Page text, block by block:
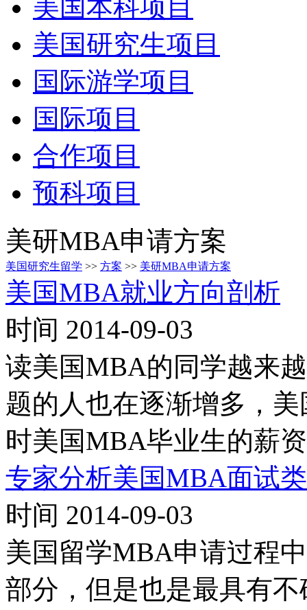
美国本科项目
美国研究生项目
国际游学项目
国际项目
合作项目
预科项目
美研MBA申请方案
美国研究生留学 >> 方案 >> 美研MBA申请方案
美国MBA就业方向剖析
时间 2014-09-03
读美国MBA的同学越来
题的人也在逐渐增多，
时美国MBA毕业生的薪
专家分析美国MBA面试
时间 2014-09-03
美国留学MBA申请过程
部分，但是也是最具有